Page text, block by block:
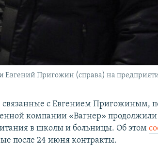
Пригожин (справа) на
с Евгением Пригожиным,
компании «Вагнер» продолжили
в школы и больницы. Об этом
после 24 июня контракты.